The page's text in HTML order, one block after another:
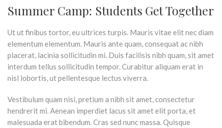
Summer Camp: Students Get Together
Ut ut finibus tortor, eu ultrices turpis. Mauris vitae elit nec diam
elementum elementum. Mauris ante quam, consequat ac nibh
placerat, lacinia sollicitudin mi. Duis facilisis nibh quam, sit amet
interdum tellus sollicitudin tempor. Curabitur aliquam erat in
nisl lobortis, ut pellentesque lectus viverra.
Vestibulum quam nisi, pretium a nibh sit amet, consectetur
hendrerit mi. Aenean imperdiet lacus sit amet elit porta, et
malesuada erat bibendum. Cras sed nunc massa. Quisque